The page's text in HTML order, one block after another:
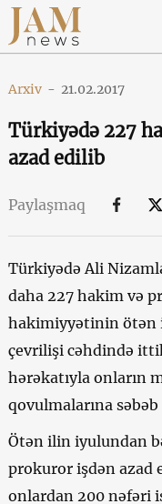
Arxiv - 21.02.2017
Türkiyədə 227
azad edilib
Paylaşmaq
Türkiyədə Ali
daha 227 hakim və
hakimiyyətinin ötən
çevrilişi cəhdində
hərəkatıyla onların
qovulmalarına
Ötən ilin iyulundan
prokuror işdən azad
onlardan 200 nəfəri